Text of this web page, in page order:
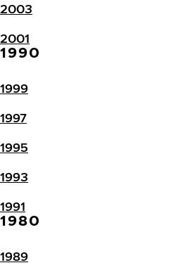
2003
2001
1990
1999
1997
1995
1993
1991
1980
1989